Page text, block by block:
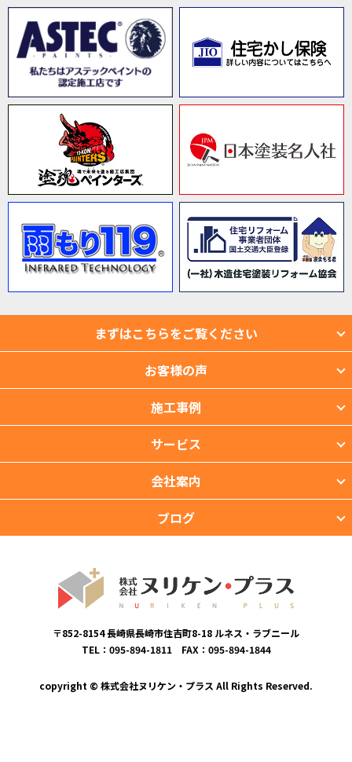
まずはこちらをご覧ください
お客様の声
施工事例
サービス
会社案内
ブログ
〒852-8154 長崎県長崎市住吉町8-18 ルネス・ラブニール
TEL：095-894-1811 FAX：095-894-1844
copyright © 株式会社ヌリケン・プラス All Rights Reserved.